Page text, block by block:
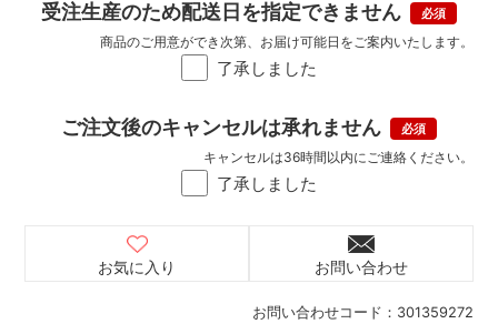
お問い合わせコード： 301359272
受注生産のため配送日を指定できません
了承しました
商品のご用意ができ次第、お届け可能日をご案内いたします。
ご注文後のキャンセルは承れません
了承しました
キャンセルは36時間以内にご連絡ください。
お気に入り お問い合わせ